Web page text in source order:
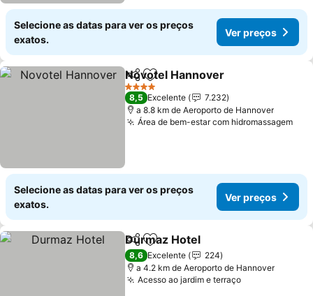
Selecione as datas para ver os preços
exatos.
Ver preços
PartilharAdicionar aos favoritos
Novotel Hannover
4 Estrelas
8,5 Excelente
7.232
a 8.8 km de Aeroporto de Hannover
Área de bem-estar com hidromassagem
Selecione as datas para ver os preços
exatos.
Ver preços
PartilharAdicionar aos favoritos
Durmaz Hotel
8,6 Excelente
224
a 4.2 km de Aeroporto de Hannover
Acesso ao jardim e terraço